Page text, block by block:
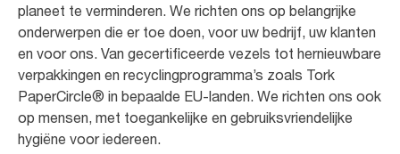
planeet te verminderen. We richten ons op belangrijke
onderwerpen die er toe doen, voor uw bedrijf, uw klanten
en voor ons. Van gecertificeerde vezels tot hernieuwbare
verpakkingen en recyclingprogramma’s zoals Tork
PaperCircle® in bepaalde EU-landen. We richten ons ook
op mensen, met toegankelijke en gebruiksvriendelijke
hygiëne voor iedereen.